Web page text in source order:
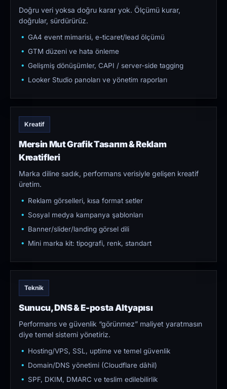
Doğru veri yoksa doğru karar yok. Ölçümü kurar,
doğrular, sürdürürüz.
GA4 event mimarisi, e-ticaret/lead ölçümü
GTM düzeni ve hata önleme
Gelişmiş dönüşümler, CAPI / server-side tagging
Looker Studio panoları ve yönetim raporları
Kreatif
Mersin Mut Grafik Tasarım & Reklam
Kreatifleri
Marka diline sadık, performans verisiyle gelişen kreatif
üretim.
Reklam görselleri, kısa format setler
Sosyal medya kampanya şablonları
Banner/slider/landing görsel dili
Mini marka kit: tipografi, renk, standart
Teknik
Sunucu, DNS & E-posta Altyapısı
Performans ve güvenlik “görünmez” maliyet yaratmasın
diye temel sistemi yönetiriz.
Hosting/VPS, SSL, uptime ve temel güvenlik
Domain/DNS yönetimi (Cloudflare dâhil)
SPF, DKIM, DMARC ve teslim edilebilirlik